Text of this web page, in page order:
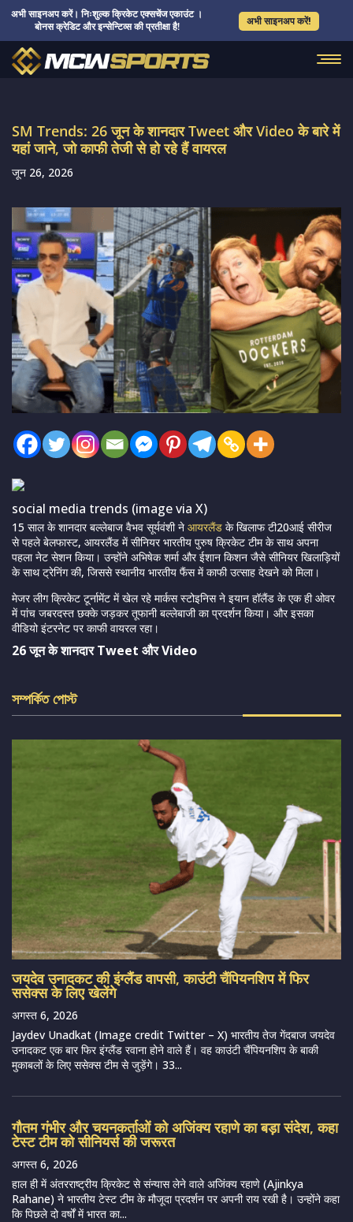
अभी साइनअप करें। निःशुल्क क्रिकेट एक्सचेंज एकाउंट ।
बोनस क्रेडिट और इन्सेन्टिव्स की प्रतीक्षा है!
अभी साइनअप करें!
SM Trends: 26 जून के शानदार Tweet और Video के बारे में
यहां जाने, जो काफी तेजी से हो रहे हैं वायरल
जून 26, 2026
social media trends (image via X)
15 साल के शानदार बल्लेबाज वैभव सूर्यवंशी ने आयरलैंड के खिलाफ टी20आई सीरीज
से पहले बेलफास्ट, आयरलैंड में सीनियर भारतीय पुरुष क्रिकेट टीम के साथ अपना
पहला नेट सेशन किया। उन्होंने अभिषेक शर्मा और ईशान किशन जैसे सीनियर खिलाड़ियों
के साथ ट्रेनिंग की, जिससे स्थानीय भारतीय फैंस में काफी उत्साह देखने को मिला।
मेजर लीग क्रिकेट टूर्नामेंट में खेल रहे मार्कस स्टोइनिस ने इयान हॉलैंड के एक ही ओवर
में पांच जबरदस्त छक्के जड़कर तूफानी बल्लेबाजी का प्रदर्शन किया। और इसका
वीडियो इंटरनेट पर काफी वायरल रहा।
26 जून के शानदार Tweet और Video
সম্পর্কিত পোস্ট
जयदेव उनादकट की इंग्लैंड वापसी, काउंटी चैंपियनशिप में फिर
ससेक्स के लिए खेलेंगे
अगस्त 6, 2026
Jaydev Unadkat (Image credit Twitter – X) भारतीय तेज गेंदबाज जयदेव
उनादकट एक बार फिर इंग्लैंड रवाना होने वाले हैं। वह काउंटी चैंपियनशिप के बाकी
मुकाबलों के लिए ससेक्स टीम से जुड़ेंगे। 33...
गौतम गंभीर और चयनकर्ताओं को अजिंक्य रहाणे का बड़ा संदेश, कहा
टेस्ट टीम को सीनियर्स की जरूरत
अगस्त 6, 2026
हाल ही में अंतरराष्ट्रीय क्रिकेट से संन्यास लेने वाले अजिंक्य रहाणे (Ajinkya
Rahane) ने भारतीय टेस्ट टीम के मौजूदा प्रदर्शन पर अपनी राय रखी है। उन्होंने कहा
कि पिछले दो वर्षों में भारत का...